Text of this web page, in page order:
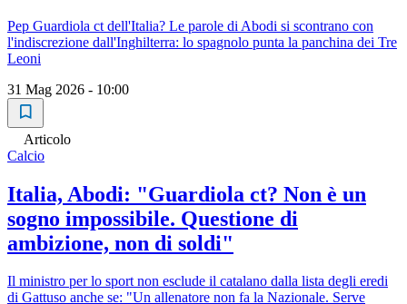
Pep Guardiola ct dell'Italia? Le parole di Abodi si scontrano con
l'indiscrezione dall'Inghilterra: lo spagnolo punta la panchina dei Tre
Leoni
31 Mag 2026 - 10:00
Articolo
Calcio
Italia, Abodi: "Guardiola ct? Non è un
sogno impossibile. Questione di
ambizione, non di soldi"
Il ministro per lo sport non esclude il catalano dalla lista degli eredi
di Gattuso anche se: "Un allenatore non fa la Nazionale. Serve